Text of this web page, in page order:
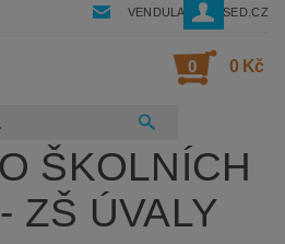
VENDULA@RESSED.CZ
0 0 Kč
ŠKOLNÍCH
ZŠ ÚVALY